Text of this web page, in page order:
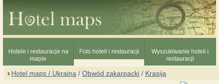
Hotele i restauracje na
mapie
Foto hoteli i restauracji
Wyszukiwanie hoteli i
restauracji
Hotel maps / Ukraina / Obwód zakarpacki / Krasija